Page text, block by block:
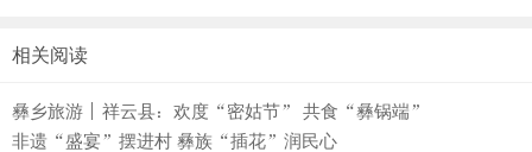
相关阅读
彝乡旅游 | 祥云县：欢度“密姑节” 共食“彝锅端”
非遗“盛宴”摆进村 彝族“插花”润民心